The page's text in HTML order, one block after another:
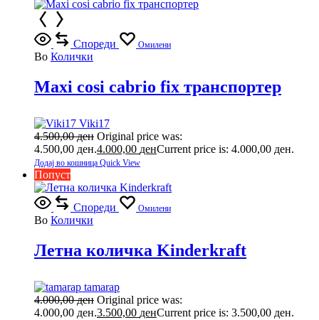
Спореди Омилени
Во Колички
Maxi cosi cabrio fix транспортер
Viki17
4.500,00ден Original price was:
4.500,00 ден.4.000,00 денCurrent price is: 4.000,00 ден.
Додај во кошница Quick View
Попуст
Спореди Омилени
Во Колички
Летна количка Kinderkraft
tamarap
4.000,00ден Original price was:
4.000,00 ден.3.500,00 денCurrent price is: 3.500,00 ден.